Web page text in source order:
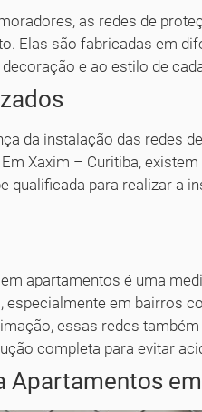
as redes de
Elas são fabricadas em
e ao estilo de
da instalação das redes
Xaxim – Curitiba,
qualificada para realizar a
apartamentos é uma
em bairros
essas redes
completa para evitar
Apartamentos